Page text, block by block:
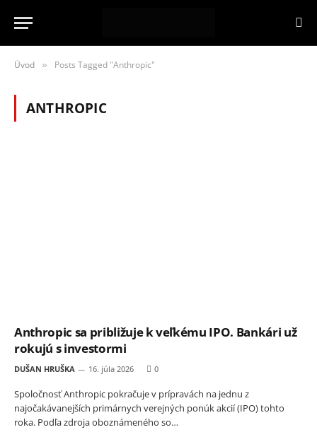
Úvod » Posts Tagged "Anthropic"
ANTHROPIC
Anthropic sa približuje k veľkému IPO. Bankári už
rokujú s investormi
DUŠAN HRUŠKA 16. júla 2026 0
Spoločnosť Anthropic pokračuje v prípravách na jednu z
najočakávanejších primárnych verejných ponúk akcií (IPO) tohto
roka. Podľa zdroja oboznámeného so…